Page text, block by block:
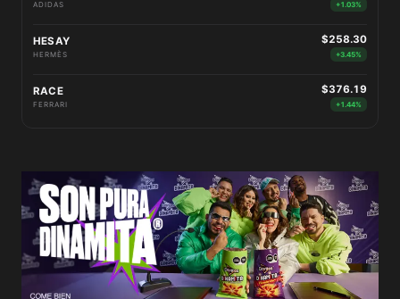
ADIDAS +1.03%
HESAY
HERMÈS
$258.30
+3.45%
RACE
FERRARI
$376.19
+1.44%